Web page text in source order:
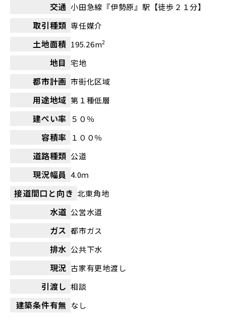
交通 小田急線『伊勢原』駅【徒歩２１分】
取引種類 専任媒介
土地面積 195.26m2
地目 宅地
都市計画 市街化区域
用途地域 第１種低層
建ぺい率 ５０％
容積率 １００％
道路種類 公道
現況幅員 4.0ｍ
接道間口と向き 北東角地
水道 公営水道
ガス 都市ガス
排水 公共下水
現況 古家有更地渡し
引渡し 相談
建築条件有無 なし